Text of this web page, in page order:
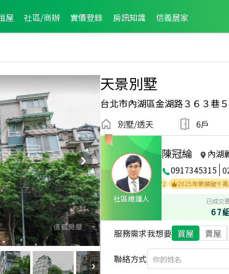
屋 社區/商辦 實價登錄 房訊知識 信義居家
天景別墅
台北市內湖區金湖路３６３巷
別墅/透天 6戶
社區維護人
陳冠綸
內湖
0917345315
2024年度區業績TOP3 2025年度區成件TOP2
2025年業績破千萬經紀人
已成交
67
服務需求我想要 買屋 賣屋
聯絡方式